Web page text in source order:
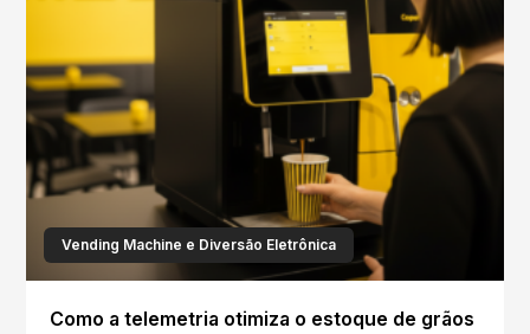
Vending Machine e Diversão Eletrônica
Como a telemetria otimiza o estoque de grãos